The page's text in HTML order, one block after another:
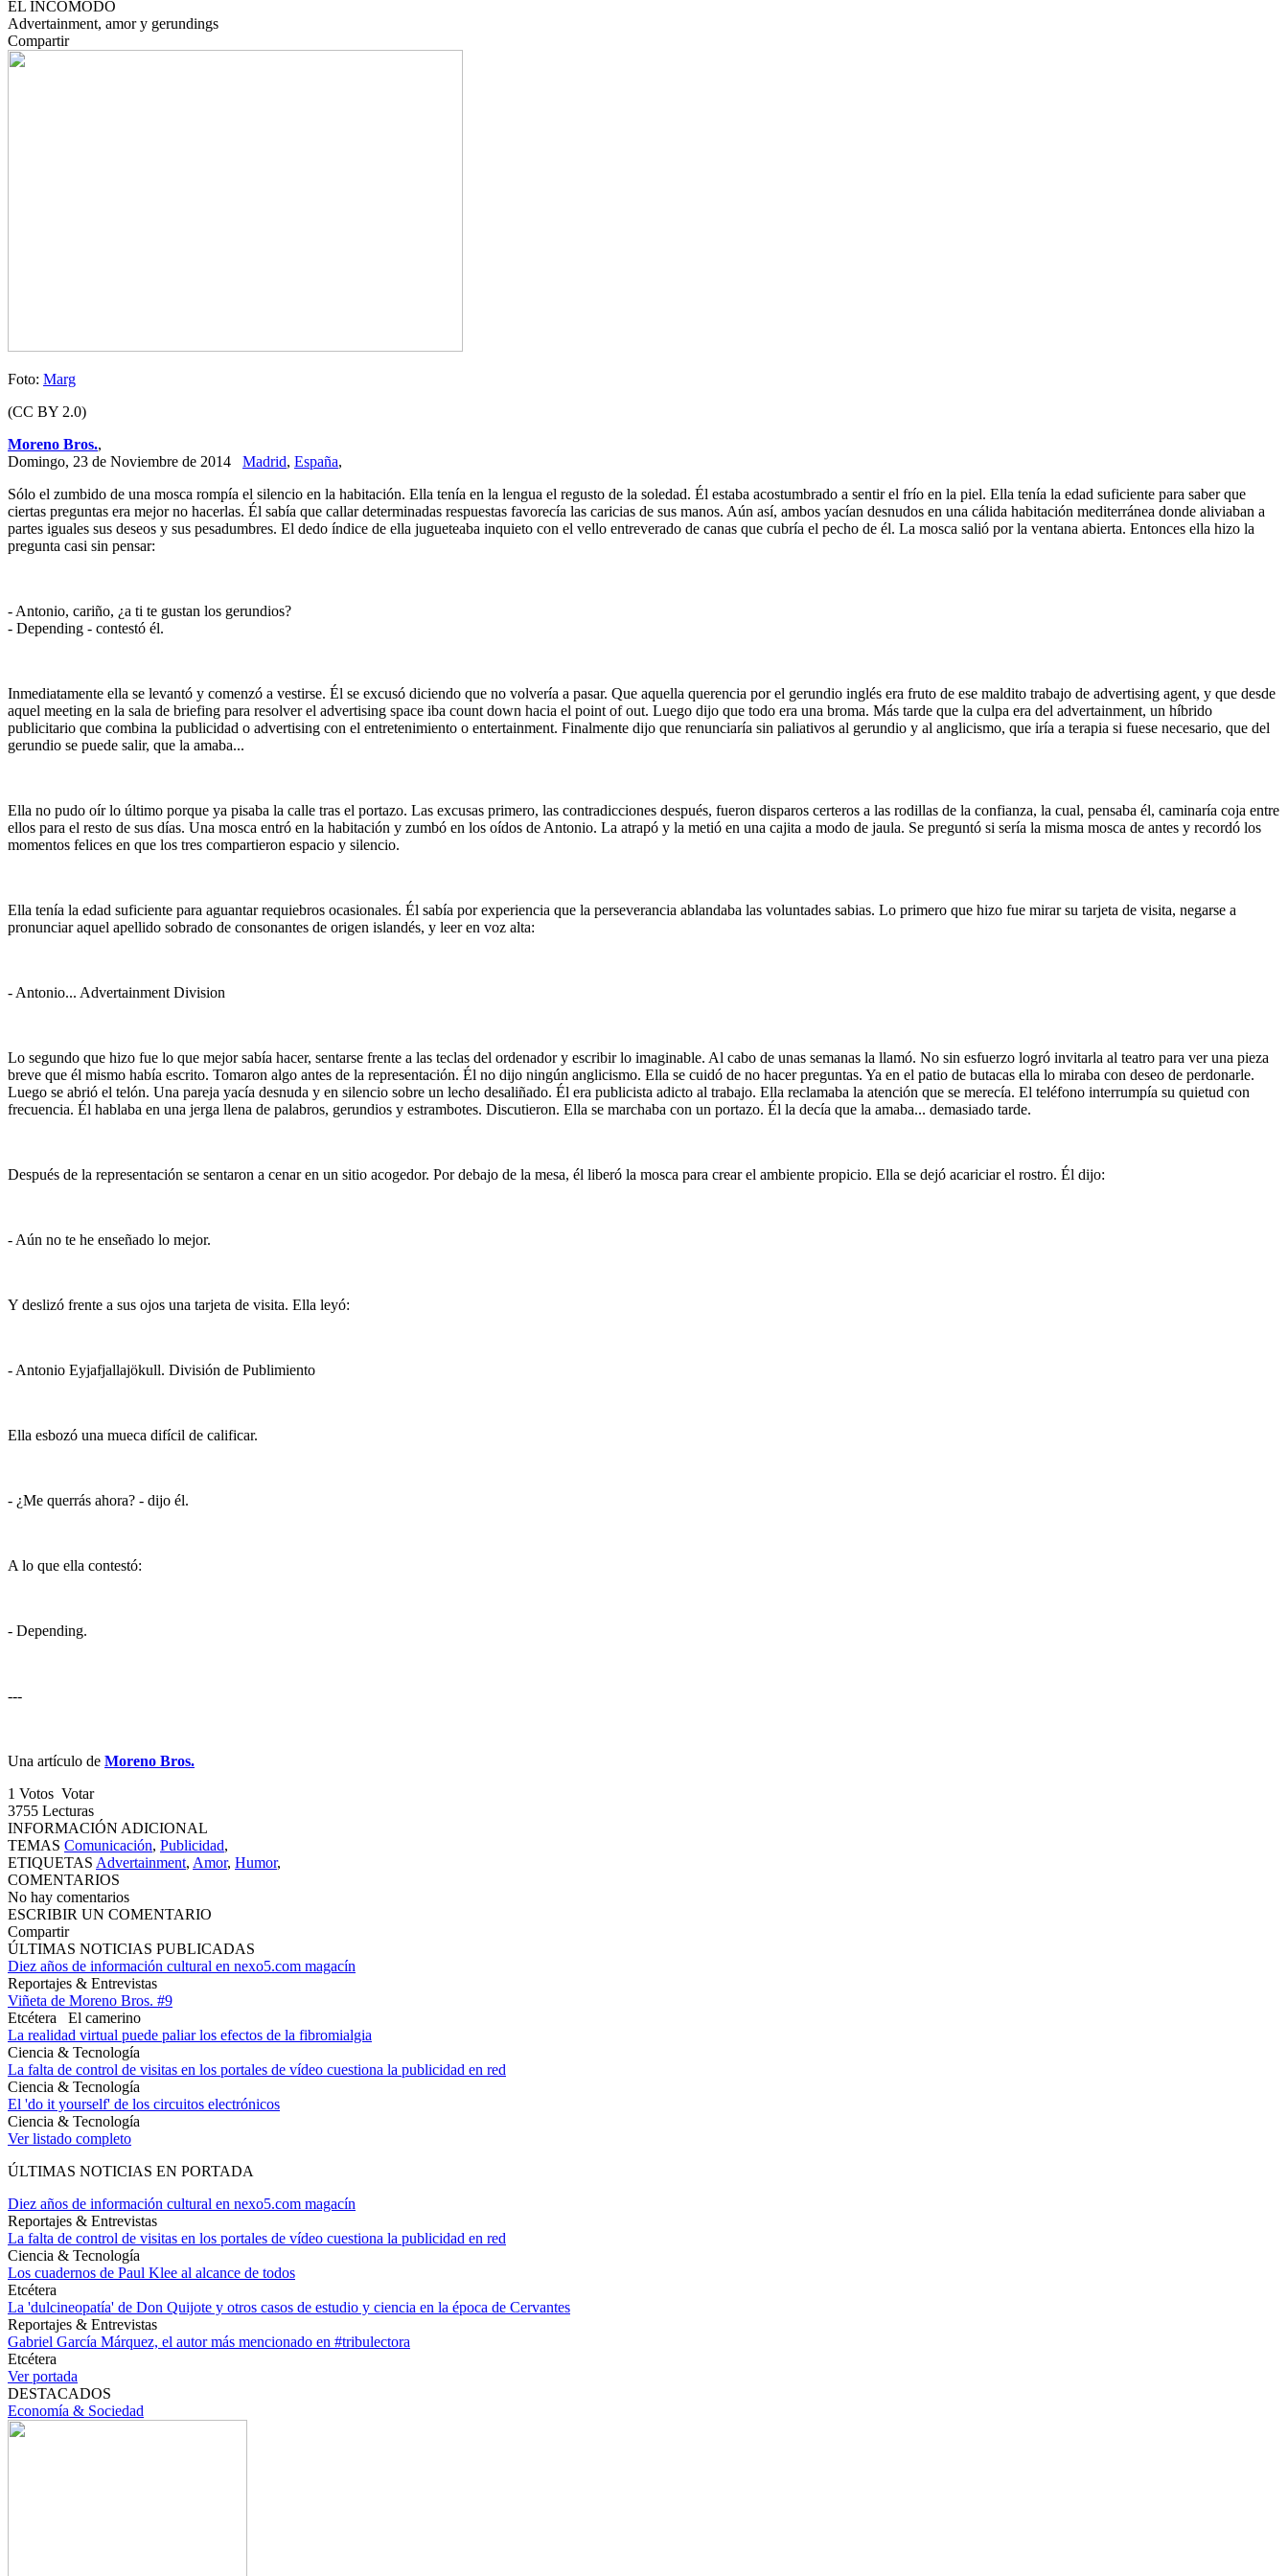
EL INCÓMODO
Advertainment, amor y gerundings
Compartir
Foto: Marg
(CC BY 2.0)
Moreno Bros.,
Domingo, 23 de Noviembre de 2014 Madrid, España,
Sólo el zumbido de una mosca rompía el silencio en la habitación. Ella tenía en la lengua el regusto de la soledad. Él estaba acostumbrado a sentir el frío en la piel. Ella tenía la edad suficiente para saber que
ciertas preguntas era mejor no hacerlas. Él sabía que callar determinadas respuestas favorecía las caricias de sus manos. Aún así, ambos yacían desnudos en una cálida habitación mediterránea donde aliviaban a
partes iguales sus deseos y sus pesadumbres. El dedo índice de ella jugueteaba inquieto con el vello entreverado de canas que cubría el pecho de él. La mosca salió por la ventana abierta. Entonces ella hizo la
pregunta casi sin pensar:
- Antonio, cariño, ¿a ti te gustan los gerundios?
- Depending - contestó él.
Inmediatamente ella se levantó y comenzó a vestirse. Él se excusó diciendo que no volvería a pasar. Que aquella querencia por el gerundio inglés era fruto de ese maldito trabajo de advertising agent, y que desde
aquel meeting en la sala de briefing para resolver el advertising space iba count down hacia el point of out. Luego dijo que todo era una broma. Más tarde que la culpa era del advertainment, un híbrido
publicitario que combina la publicidad o advertising con el entretenimiento o entertainment. Finalmente dijo que renunciaría sin paliativos al gerundio y al anglicismo, que iría a terapia si fuese necesario, que del
gerundio se puede salir, que la amaba...
Ella no pudo oír lo último porque ya pisaba la calle tras el portazo. Las excusas primero, las contradicciones después, fueron disparos certeros a las rodillas de la confianza, la cual, pensaba él, caminaría coja entre
ellos para el resto de sus días. Una mosca entró en la habitación y zumbó en los oídos de Antonio. La atrapó y la metió en una cajita a modo de jaula. Se preguntó si sería la misma mosca de antes y recordó los
momentos felices en que los tres compartieron espacio y silencio.
Ella tenía la edad suficiente para aguantar requiebros ocasionales. Él sabía por experiencia que la perseverancia ablandaba las voluntades sabias. Lo primero que hizo fue mirar su tarjeta de visita, negarse a
pronunciar aquel apellido sobrado de consonantes de origen islandés, y leer en voz alta:
- Antonio... Advertainment Division
Lo segundo que hizo fue lo que mejor sabía hacer, sentarse frente a las teclas del ordenador y escribir lo imaginable. Al cabo de unas semanas la llamó. No sin esfuerzo logró invitarla al teatro para ver una pieza
breve que él mismo había escrito. Tomaron algo antes de la representación. Él no dijo ningún anglicismo. Ella se cuidó de no hacer preguntas. Ya en el patio de butacas ella lo miraba con deseo de perdonarle.
Luego se abrió el telón. Una pareja yacía desnuda y en silencio sobre un lecho desaliñado. Él era publicista adicto al trabajo. Ella reclamaba la atención que se merecía. El teléfono interrumpía su quietud con
frecuencia. Él hablaba en una jerga llena de palabros, gerundios y estrambotes. Discutieron. Ella se marchaba con un portazo. Él la decía que la amaba... demasiado tarde.
Después de la representación se sentaron a cenar en un sitio acogedor. Por debajo de la mesa, él liberó la mosca para crear el ambiente propicio. Ella se dejó acariciar el rostro. Él dijo:
- Aún no te he enseñado lo mejor.
Y deslizó frente a sus ojos una tarjeta de visita. Ella leyó:
- Antonio Eyjafjallajökull. División de Publimiento
Ella esbozó una mueca difícil de calificar.
- ¿Me querrás ahora? - dijo él.
A lo que ella contestó:
- Depending.
---
Una artículo de Moreno Bros.
1 Votos Votar
3755 Lecturas
INFORMACIÓN ADICIONAL
TEMAS Comunicación, Publicidad,
ETIQUETAS Advertainment, Amor, Humor,
COMENTARIOS
No hay comentarios
ESCRIBIR UN COMENTARIO
Compartir
ÚLTIMAS NOTICIAS PUBLICADAS
Diez años de información cultural en nexo5.com magacín
Reportajes & Entrevistas
Viñeta de Moreno Bros. #9
Etcétera
El camerino
La realidad virtual puede paliar los efectos de la fibromialgia
Ciencia & Tecnología
La falta de control de visitas en los portales de vídeo cuestiona la publicidad en red
Ciencia & Tecnología
El 'do it yourself' de los circuitos electrónicos
Ciencia & Tecnología
Ver listado completo
ÚLTIMAS NOTICIAS EN PORTADA
Diez años de información cultural en nexo5.com magacín
Reportajes & Entrevistas
La falta de control de visitas en los portales de vídeo cuestiona la publicidad en red
Ciencia & Tecnología
Los cuadernos de Paul Klee al alcance de todos
Etcétera
La 'dulcineopatía' de Don Quijote y otros casos de estudio y ciencia en la época de Cervantes
Reportajes & Entrevistas
Gabriel García Márquez, el autor más mencionado en #tribulectora
Etcétera
Ver portada
DESTACADOS
Economía & Sociedad